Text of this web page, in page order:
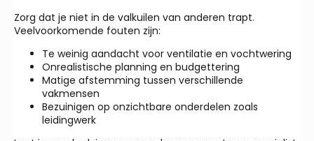
Zorg dat je niet in de valkuilen van anderen trapt.
Veelvoorkomende fouten zijn:
Te weinig aandacht voor ventilatie en vochtwering
Onrealistische planning en budgettering
Matige afstemming tussen verschillende
vakmensen
Bezuinigen op onzichtbare onderdelen zoals
leidingwerk